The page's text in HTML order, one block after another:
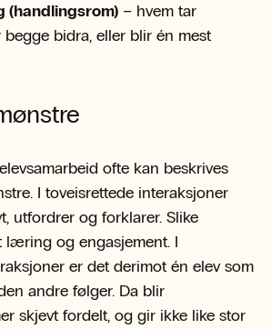
(handlingsrom) – hvem tar
begge bidra, eller blir én mest
ofte kan beskrives
I toveisrettede interaksjoner
utfordrer og forklarer. Slike
læring og engasjement. I
er det derimot én elev som
andre følger. Da blir
skjevt fordelt, og gir ikke like stor